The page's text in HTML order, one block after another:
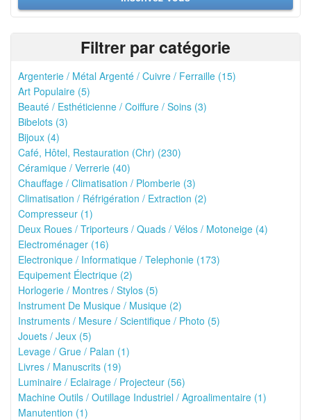
Filtrer par catégorie
Argenterie / Métal Argenté / Cuivre / Ferraille (15)
Art Populaire (5)
Beauté / Esthéticienne / Coiffure / Soins (3)
Bibelots (3)
Bijoux (4)
Café, Hôtel, Restauration (Chr) (230)
Céramique / Verrerie (40)
Chauffage / Climatisation / Plomberie (3)
Climatisation / Réfrigération / Extraction (2)
Compresseur (1)
Deux Roues / Triporteurs / Quads / Vélos / Motoneige (4)
Electroménager (16)
Electronique / Informatique / Telephonie (173)
Equipement Électrique (2)
Horlogerie / Montres / Stylos (5)
Instrument De Musique / Musique (2)
Instruments / Mesure / Scientifique / Photo (5)
Jouets / Jeux (5)
Levage / Grue / Palan (1)
Livres / Manuscrits (19)
Luminaire / Eclairage / Projecteur (56)
Machine Outils / Outillage Industriel / Agroalimentaire (1)
Manutention (1)